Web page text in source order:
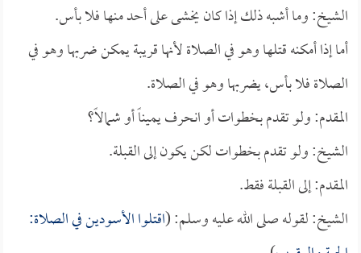
الشيخ: وما أشبه ذلك إذا كان يخشى على أحد منها فلا بأس.
أما إذا أمكنه قتلها وهو في الصلاة لأنها قريبة يمكن ضربها وهو في
الصلاة فلا بأس، يضربها وهو في الصلاة.
المقدم: ولو تقدم بخطوات أو انحرف يميناً أو شمالاً؟
الشيخ: ولو تقدم بخطوات لكن يكون إلى القبلة.
المقدم: إلى القبلة فقط.
الشيخ: لقوله صلى الله عليه وسلم: (اقتلوا الأسودين في الصلاة: